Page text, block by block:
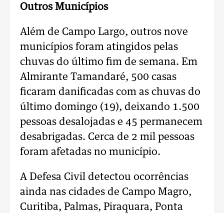
Outros Municípios
Além de Campo Largo, outros nove
municípios foram atingidos pelas
chuvas do último fim de semana. Em
Almirante Tamandaré, 500 casas
ficaram danificadas com as chuvas do
último domingo (19), deixando 1.500
pessoas desalojadas e 45 permanecem
desabrigadas. Cerca de 2 mil pessoas
foram afetadas no município.
A Defesa Civil detectou ocorrências
ainda nas cidades de Campo Magro,
Curitiba, Palmas, Piraquara, Ponta